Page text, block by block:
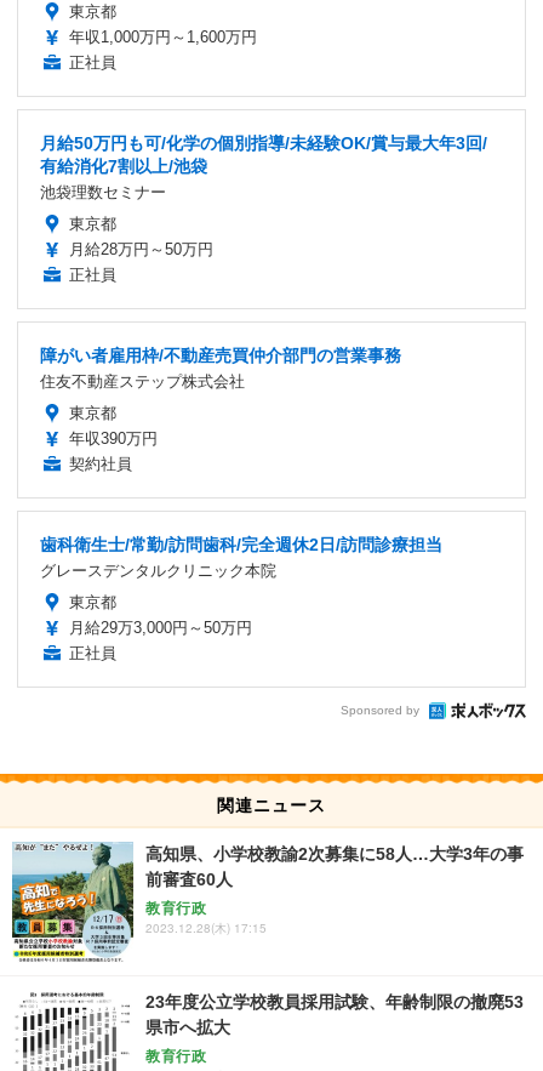
東京都
年収1,000万円～1,600万円
正社員
月給50万円も可/化学の個別指導/未経験OK/賞与最大年3回/
有給消化7割以上/池袋
池袋理数セミナー
東京都
月給28万円～50万円
正社員
障がい者雇用枠/不動産売買仲介部門の営業事務
住友不動産ステップ株式会社
東京都
年収390万円
契約社員
歯科衛生士/常勤/訪問歯科/完全週休2日/訪問診療担当
グレースデンタルクリニック本院
東京都
月給29万3,000円～50万円
正社員
Sponsored by
関連ニュース
高知県、小学校教諭2次募集に58人…大学3年の事
前審査60人
教育行政
2023.12.28(木) 17:15
23年度公立学校教員採用試験、年齢制限の撤廃53
県市へ拡大
教育行政